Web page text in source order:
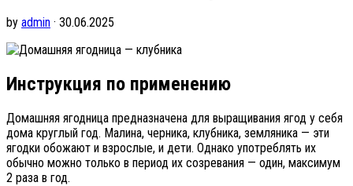
by admin · 30.06.2025
Инструкция по применению
Домашняя ягодница предназначена для выращивания ягод у себя
дома круглый год. Малина, черника, клубника, земляника — эти
ягодки обожают и взрослые, и дети. Однако употреблять их
обычно можно только в период их созревания — один, максимум
2 раза в год.